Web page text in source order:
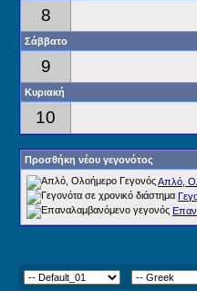
8
Σάββατο
9
Κυριακή
10
Προσθήκη νέου γεγονότος
Απλό,